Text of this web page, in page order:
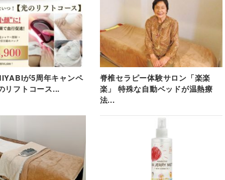
が5周年キャンペ
リフトコース...
脊椎セラピー体験サロン「楽楽
楽」 特殊な自動ベッドが温熱療
法...